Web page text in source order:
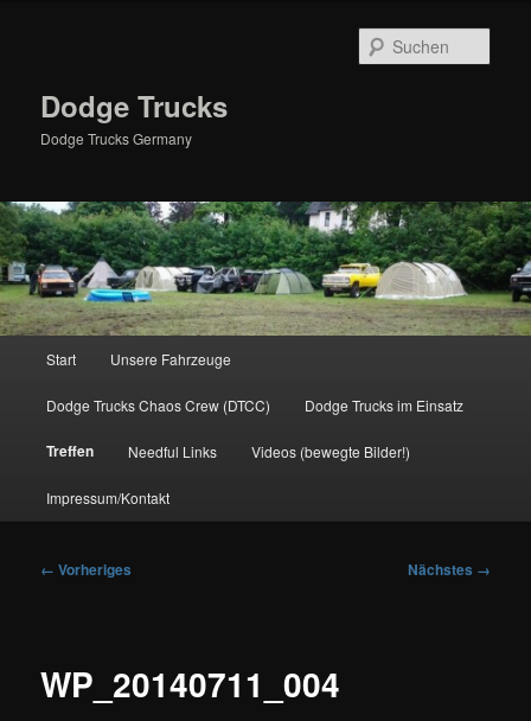
Dodge Trucks
Dodge Trucks Germany
Start Unsere Fahrzeuge
Dodge Trucks Chaos Crew (DTCC) Dodge Trucks im Einsatz
Treffen Needful Links Videos (bewegte Bilder!)
Impressum/Kontakt
Bilder-
← Vorheriges Nächstes →
WP_20140711_004